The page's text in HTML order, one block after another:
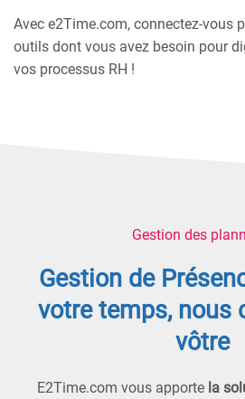
Avec e2Time.com, connectez-vous
outils dont vous avez besoin pour
vos processus RH !
Gestion des
Gestion de
votre temps, nous
vôtre
E2Time.com vous apporte la